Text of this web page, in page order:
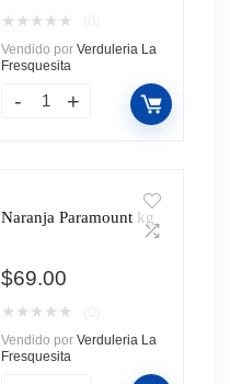
★ ★ ★ ★ ★
Vendido por Verduleria La
Fresquesita
Naranja Paramount kg
$69.00
★ ★ ★ ★ ★
Vendido por Verduleria La
Fresquesita